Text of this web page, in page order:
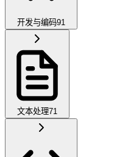
开发与编码91
文本处理71